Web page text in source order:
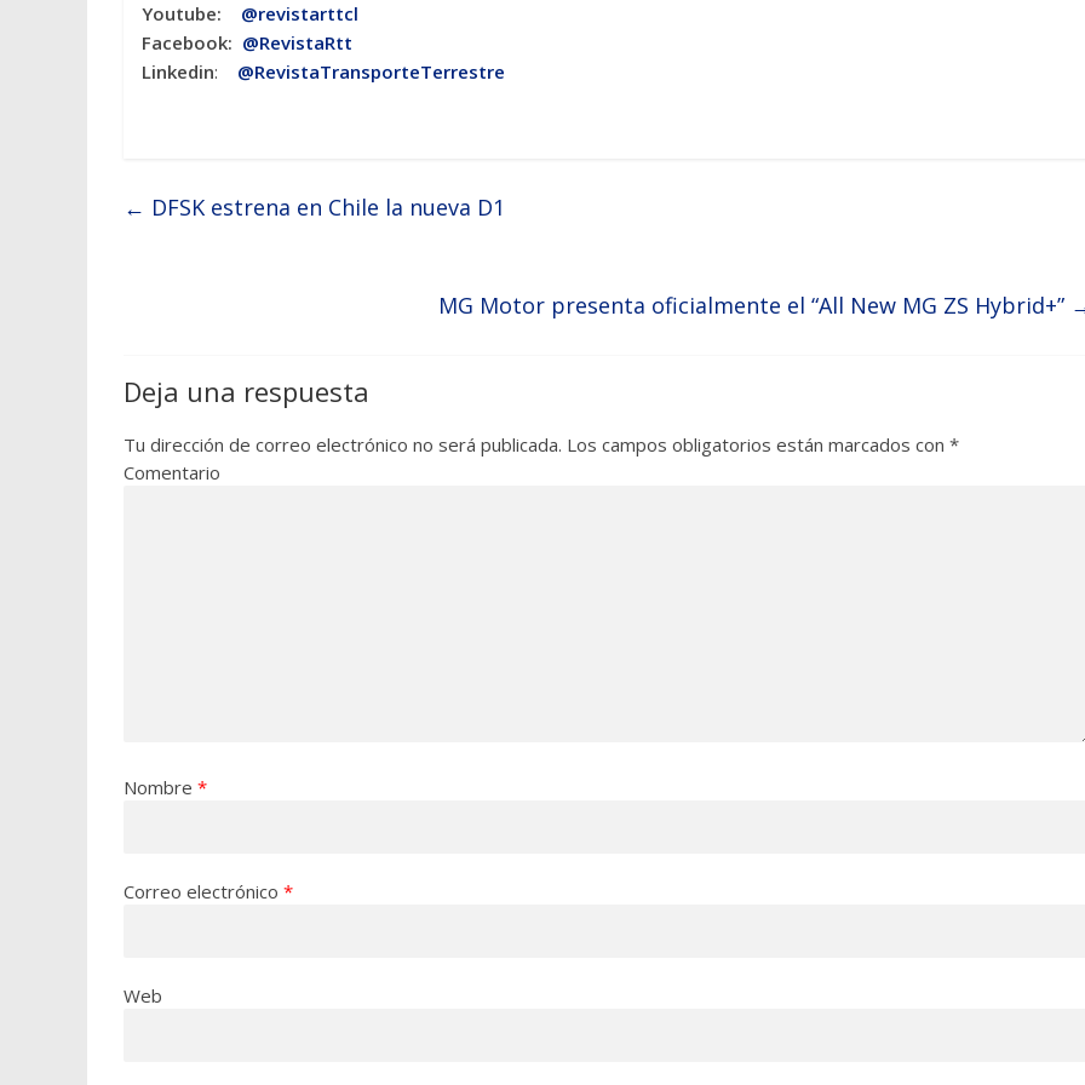
Youtube: @revistarttcl
Facebook: @RevistaRtt
Linkedin: @RevistaTransporteTerrestre
← DFSK estrena en Chile la nueva D1
MG Motor presenta oficialmente el “All New MG ZS Hybrid+”
Deja una respuesta
Tu dirección de correo electrónico no será publicada. Los campos obligatorios están marcados con *
Comentario
Nombre *
Correo electrónico *
Web